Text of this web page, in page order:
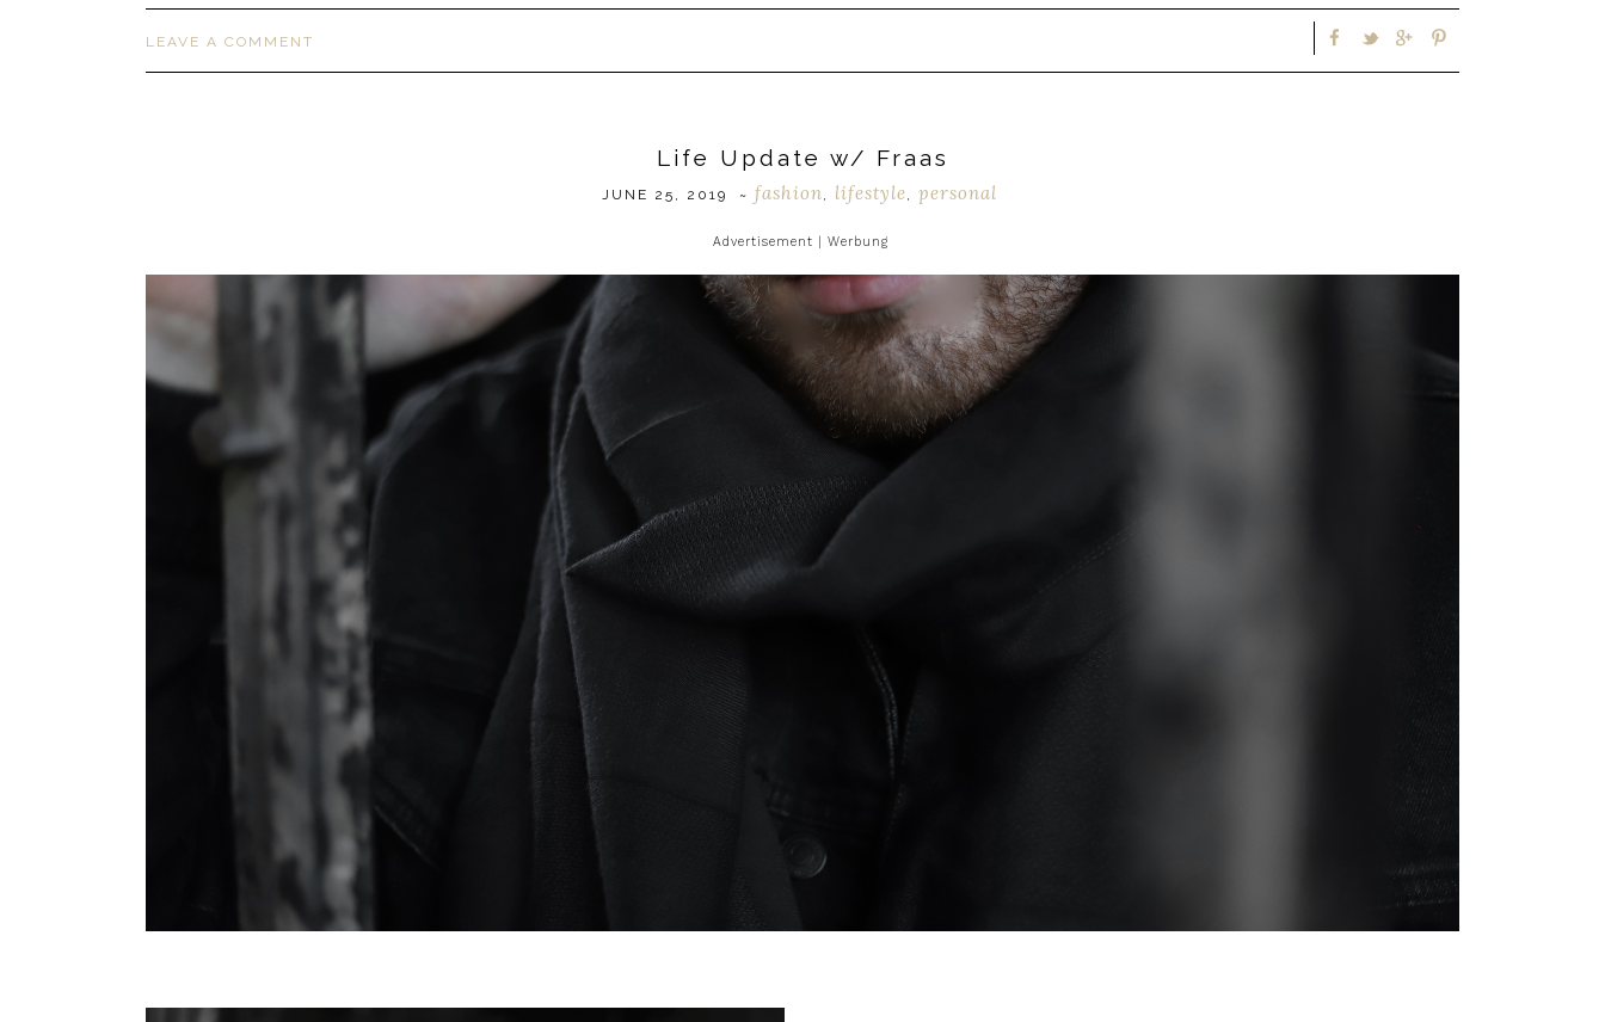
LEAVE A COMMENT
Life Update w/ Fraas
JUNE 25, 2019 ~ fashion, lifestyle, personal
Advertisement | Werbung